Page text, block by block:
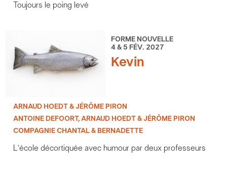
Toujours le poing levé
FORME NOUVELLE
4 & 5 FÉV. 2027
Kevin
ARNAUD HOEDT & JÉRÔME PIRON
ANTOINE DEFOORT, ARNAUD HOEDT & JÉRÔME PIRON
COMPAGNIE CHANTAL & BERNADETTE
L’école décortiquée avec humour par deux professeurs